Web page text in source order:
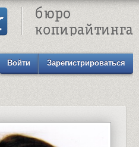
Войти
Зарегистрироваться